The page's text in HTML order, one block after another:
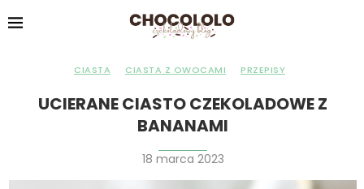
CIASTA CIASTA Z OWOCAMI PRZEPISY
UCIERANE CIASTO CZEKOLADOWE Z
BANANAMI
18 marca 2023